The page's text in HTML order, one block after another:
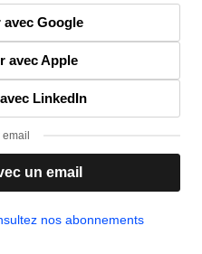
Google
avec Apple
LinkedIn
email
un email
nos abonnements